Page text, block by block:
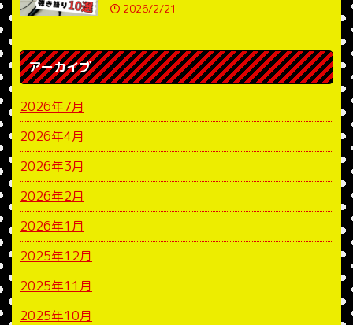
2026/2/21
アーカイブ
2026年7月
2026年4月
2026年3月
2026年2月
2026年1月
2025年12月
2025年11月
2025年10月